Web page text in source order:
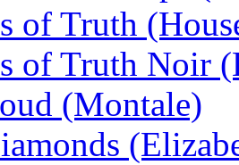
of Truth
of Truth Noir
(Montale)